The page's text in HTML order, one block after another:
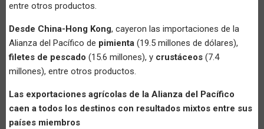
entre otros productos.
Desde China-Hong Kong, cayeron las importaciones de la
Alianza del Pacífico de pimienta (19.5 millones de dólares),
filetes de pescado (15.6 millones), y crustáceos (7.4
millones), entre otros productos.
Las exportaciones agrícolas de la Alianza del Pacífico
caen a todos los destinos con resultados mixtos entre sus
países miembros